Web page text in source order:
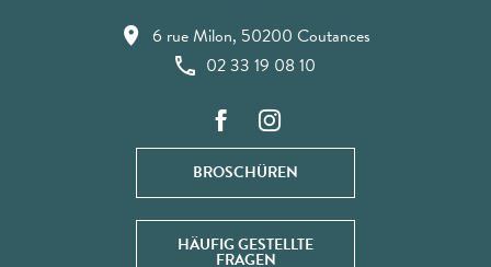
6 rue Milon, 50200 Coutances
02 33 19 08 10
BROSCHÜREN
HÄUFIG GESTELLTE
FRAGEN